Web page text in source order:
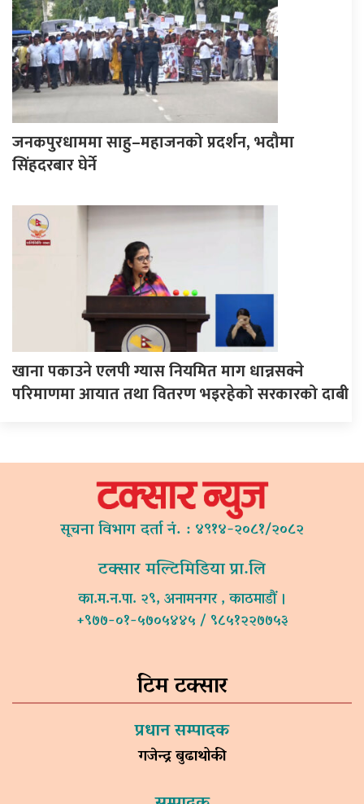
जनकपुरधाममा साहु–महाजनको प्रदर्शन, भदौमा
सिंहदरबार घेर्ने
खाना पकाउने एलपी ग्यास नियमित माग धान्नसक्ने
परिमाणमा आयात तथा वितरण भइरहेको सरकारको दाबी
सूचना विभाग दर्ता नं. : ४९१४-२०८१/२०८२
टक्सार मल्टिमिडिया प्रा.लि
का.म.न.पा. २९, अनामनगर , काठमाडौं ।
+९७७-०१-५७०५४४५ / ९८५१२२७७५३
टिम टक्सार
प्रधान सम्पादक
गजेन्द्र बुढाथोकी